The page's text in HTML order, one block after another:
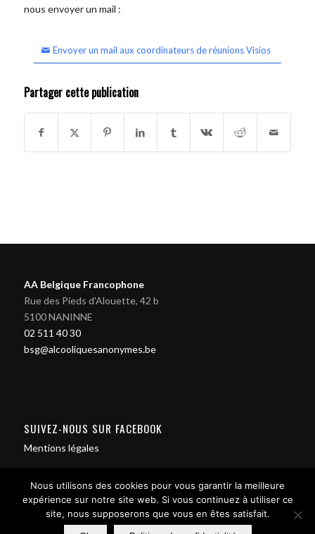
nous envoyer un mail :
Envoyer un mail aux coordinateurs de réunions Visios
Partager cette publication
AA Belgique Francophone
Rue des Pieds d'Alouette, 42 b
5100 NANINNE
02 511 40 30
bsg@alcooliquesanonymes.be
SUIVEZ-NOUS SUR FACEBOOK
Mentions légales
Nous utilisons des cookies pour vous garantir la meilleure
expérience sur notre site web. Si vous continuez à utiliser ce
site, nous supposerons que vous en êtes satisfait.
Contact us